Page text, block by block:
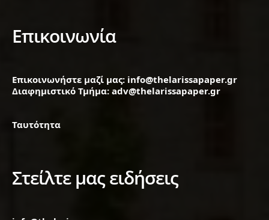
Επικοινωνία
Επικοινωνήστε μαζί μας: info@thelarissapaper.gr
Διαφημιστικό Τμήμα: adv@thelarissapaper.gr
Ταυτότητα
Στείλτε μας ειδήσεις